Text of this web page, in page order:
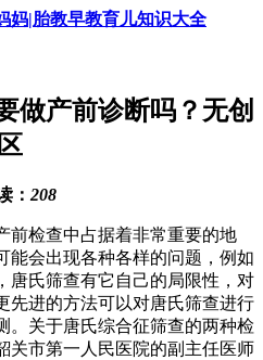
做产前诊断吗？无创
： 208
前检查中占据着非常重要的地
能会出现各种各样的问题，例如
唐氏筛查有它自己的局限性，对
先进的方法可以对唐氏筛查进行
。关于唐氏综合征筛查的两种检
关市第一人民医院的副主任医师